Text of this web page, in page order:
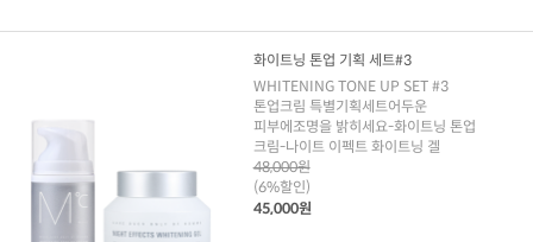
화이트닝 톤업 기획 세트#3
WHITENING TONE UP SET #3
톤업크림 특별기획세트어두운
피부에조명을 밝히세요-화이트닝 톤업
크림-나이트 이펙트 화이트닝 겔
48,000원
(6%할인)
45,000원